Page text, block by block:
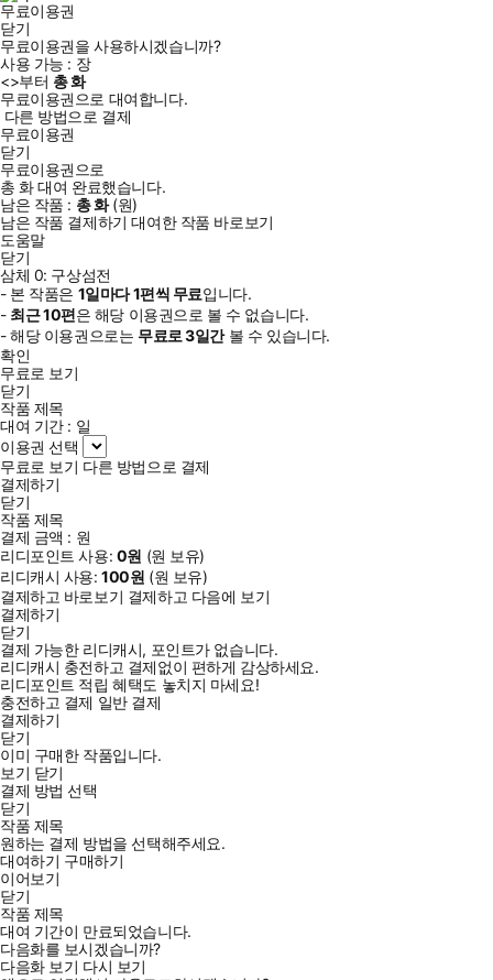
무료이용권
닫기
무료이용권을 사용하시겠습니까?
사용 가능 : 장
<>부터 총화
무료이용권으로 대여합니다.
다른 방법으로 결제
무료이용권
닫기
무료이용권으로
총 화대여 완료했습니다.
남은 작품 : 총화(원)
남은 작품 결제하기 대여한 작품 바로보기
도움말
닫기
삼체 0: 구상섬전
- 본 작품은 1일마다1편씩 무료입니다.
- 최근10편은 해당 이용권으로 볼 수 없습니다.
- 해당 이용권으로는 무료로3일간볼 수 있습니다.
확인
무료로 보기
닫기
작품 제목
대여 기간 : 일
이용권 선택
무료로 보기 다른 방법으로 결제
결제하기
닫기
작품 제목
결제 금액 : 원
리디포인트 사용: 0원 (원 보유)
리디캐시 사용:100원 (원 보유)
결제하고 바로보기 결제하고 다음에 보기
결제하기
닫기
결제 가능한 리디캐시, 포인트가 없습니다.
리디캐시 충전하고 결제없이 편하게 감상하세요.
리디포인트 적립 혜택도 놓치지 마세요!
충전하고 결제 일반 결제
결제하기
닫기
이미 구매한 작품입니다.
보기 닫기
결제 방법 선택
닫기
작품 제목
원하는 결제 방법을 선택해주세요.
대여하기 구매하기
이어보기
닫기
작품 제목
대여 기간이 만료되었습니다.
다음화를 보시겠습니까?
다음화 보기 다시 보기